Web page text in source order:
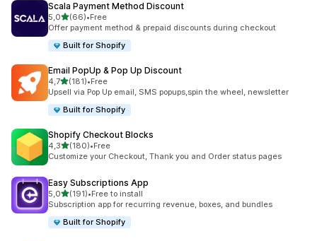
Scala Payment Method Discount
5,0av 5 stjerner
(66)
Totalt 66 omtaler
•Free
Offer payment method & prepaid discounts during checkout
Built for Shopify
Email PopUp & Pop Up Discount
4,7av 5 stjerner
(181)
Totalt 181 omtaler
•Free
Upsell via Pop Up email, SMS popups,spin the wheel, newsletter
Built for Shopify
Shopify Checkout Blocks
4,3av 5 stjerner
(180)
Totalt 180 omtaler
•Free
Customize your Checkout, Thank you and Order status pages
Easy Subscriptions App
5,0av 5 stjerner
(191)
Totalt 191 omtaler
•Free to install
Subscription app for recurring revenue, boxes, and bundles
Built for Shopify